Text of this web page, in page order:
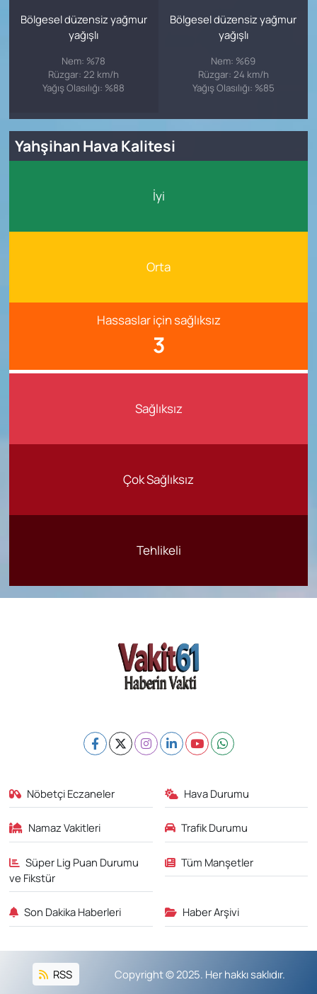
Bölgesel düzensiz yağmur
yağışlı
Nem: %78
Rüzgar: 22 km/h
Yağış Olasılığı: %88
Bölgesel düzensiz yağmur
yağışlı
Nem: %69
Rüzgar: 24 km/h
Yağış Olasılığı: %85
Yahşihan Hava Kalitesi
İyi
Orta
Hassaslar için sağlıksız
3
Sağlıksız
Çok Sağlıksız
Tehlikeli
Nöbetçi Eczaneler Hava Durumu
Namaz Vakitleri Trafik Durumu
Süper Lig Puan Durumu
ve Fikstür
Tüm Manşetler
Son Dakika Haberleri Haber Arşivi
RSS Copyright © 2025. Her hakkı saklıdır.